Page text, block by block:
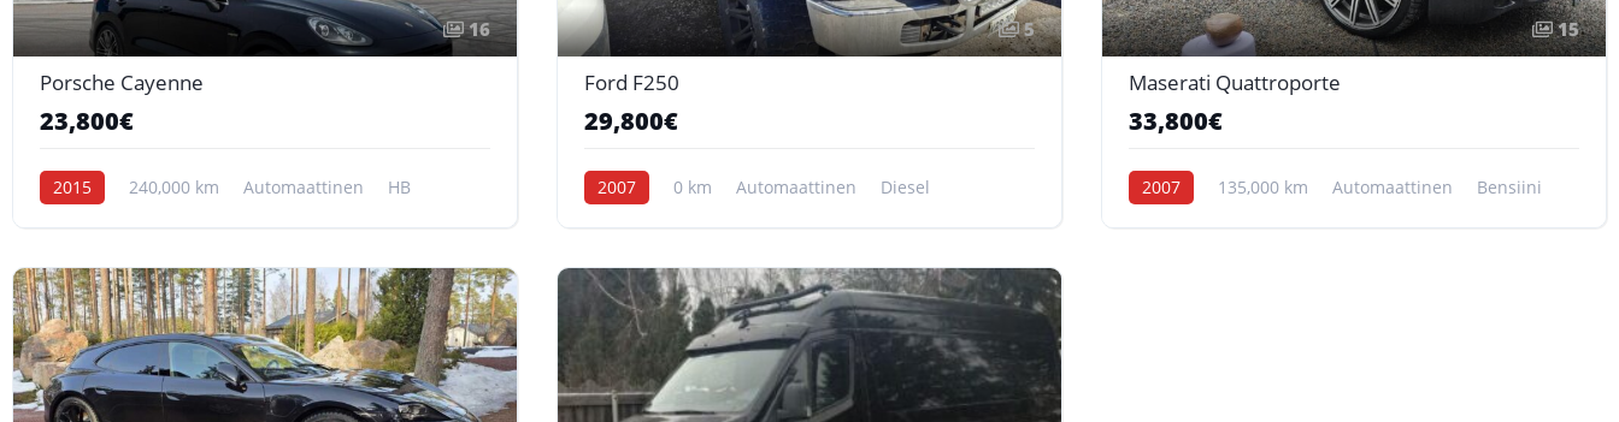
16
Porsche Cayenne
23,800€
2015 240,000 km Automaattinen HB
5
Ford F250
29,800€
2007 0 km Automaattinen Diesel
15
Maserati Quattroporte
33,800€
2007 135,000 km Automaattinen Bensiini